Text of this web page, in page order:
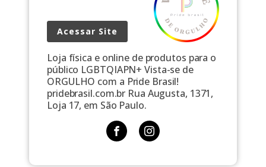
Acessar Site
Loja física e online de produtos para o
público LGBTQIAPN+ Vista-se de
ORGULHO com a Pride Brasil!
pridebrasil.com.br Rua Augusta, 1371,
Loja 17, em São Paulo.